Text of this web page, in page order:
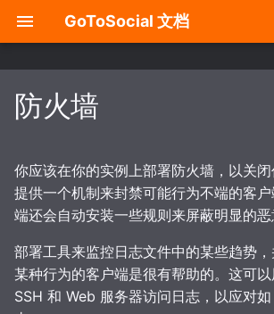
GoToSocial 文档
入
以
始
搜
索
设置
贴文
搜索
自定义 CSS（进阶）
密码管理
部署注意事项
发行版
安装
裸机
容器
反向代理
NGINX
创建用户
配置概述
基础配置
可信代理
数据库
Web
缓存
缓存 API 响应
缓存资源与媒体
端口
ICMP
IPv4
IPv6
防火墙配置
无 Wazero / WASM 版构建
管理设置面板
新账户注册
联合模式
域名屏蔽
域名权限订阅
概述
HTTP 签名
访问控制
请求限流与速率限制
行为体与行为体属性
使用 API 进行身份验证
路由和方法
请求速率限制
请求限流
防火墙
你应该在你的实例上部署防火墙，以关
提供一个机制来封禁可能行为不端的客
端还会自动安装一些规则来屏蔽明显的恶
部署工具来监控日志文件中的某些趋势
某种行为的客户端是很有帮助的。这可
SSH 和 Web 服务器访问日志，以应对